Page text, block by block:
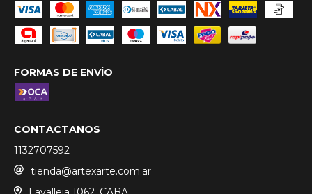
FORMAS DE ENVÍO
CONTACTANOS
1132707592
tienda@artexarte.com.ar